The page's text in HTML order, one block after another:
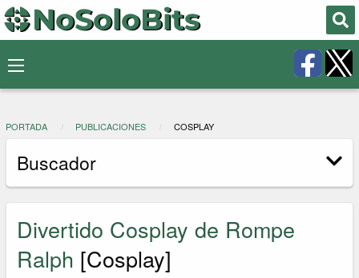
PORTADA PUBLICACIONES COSPLAY
Buscador
Divertido Cosplay de Rompe
Ralph [Cosplay]